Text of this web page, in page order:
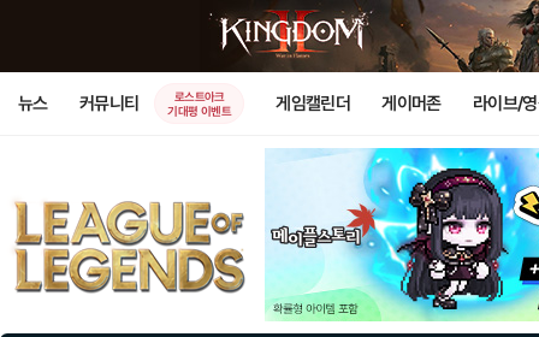
뉴스 커뮤니티
로스트아크
기대평 이벤트
게임캘린더 게이머존 라이브/